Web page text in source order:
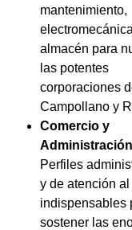
mantenimiento,
almacén para
las potentes
corporaciones
Campollano y
Comercio y
Perfiles
y de atención
indispensables
sostener las